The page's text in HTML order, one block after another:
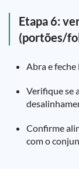
Etapa 6:
(portões/
Abra e
Verifique se
Confirme
com o